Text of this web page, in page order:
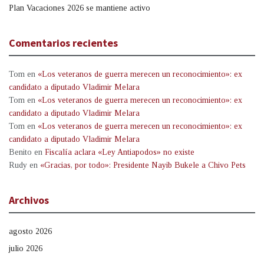
Plan Vacaciones 2026 se mantiene activo
Comentarios recientes
Tom en «Los veteranos de guerra merecen un reconocimiento»: ex
candidato a diputado Vladimir Melara
Tom en «Los veteranos de guerra merecen un reconocimiento»: ex
candidato a diputado Vladimir Melara
Tom en «Los veteranos de guerra merecen un reconocimiento»: ex
candidato a diputado Vladimir Melara
Benito en Fiscalía aclara «Ley Antiapodos» no existe
Rudy en «Gracias, por todo»: Presidente Nayib Bukele a Chivo Pets
Archivos
agosto 2026
julio 2026